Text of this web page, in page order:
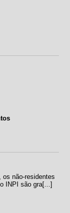
não-residentes
INPI são gra[...]